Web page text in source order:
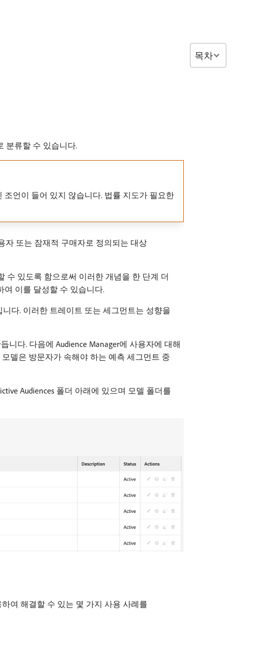
분류할 수 있습니다.
언이 들어 있지 않습니다. 법률 지도가 필요한
자 또는 잠재적 구매자로 정의되는 대상
수 있도록 함으로써 이러한 개념을 한 단계 더
여 이를 달성할 수 있습니다.
다. 이러한 트레이트 또는 세그먼트는 성향을
니다. 다음에 Audience Manager에 사용자에 대해
델은 방문자가 속해야 하는 예측 세그먼트 중
Audiences 폴더 아래에 있으며 모델 폴더를
여 해결할 수 있는 몇 가지 사용 사례를
목차